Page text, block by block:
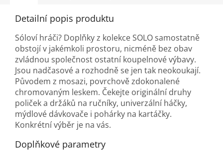
Detailní popis produktu
Sóloví hráči? Doplňky z kolekce SOLO samostatně
obstojí v jakémkoli prostoru, nicméně bez obav
zvládnou společnost ostatní koupelnové výbavy.
Jsou nadčasové a rozhodně se jen tak neokoukají.
Původem z mosazi, povrchově zdokonalené
chromovaným leskem. Čekejte originální druhy
poliček a držáků na ručníky, univerzální háčky,
mýdlové dávkovače i pohárky na kartáčky.
Konkrétní výběr je na vás.
Doplňkové parametry